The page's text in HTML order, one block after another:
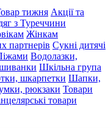
тижня Акції та
з Туреччини
Жінкам
партнерів Сукні дитячі
Водолазки,
Шкільна група
шкарпетки Шапки,
рюкзаки Товари
товари